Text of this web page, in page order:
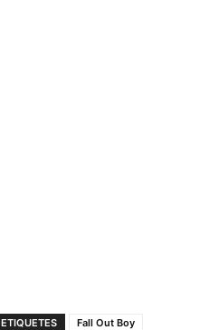
ETIQUETES Fall Out Boy